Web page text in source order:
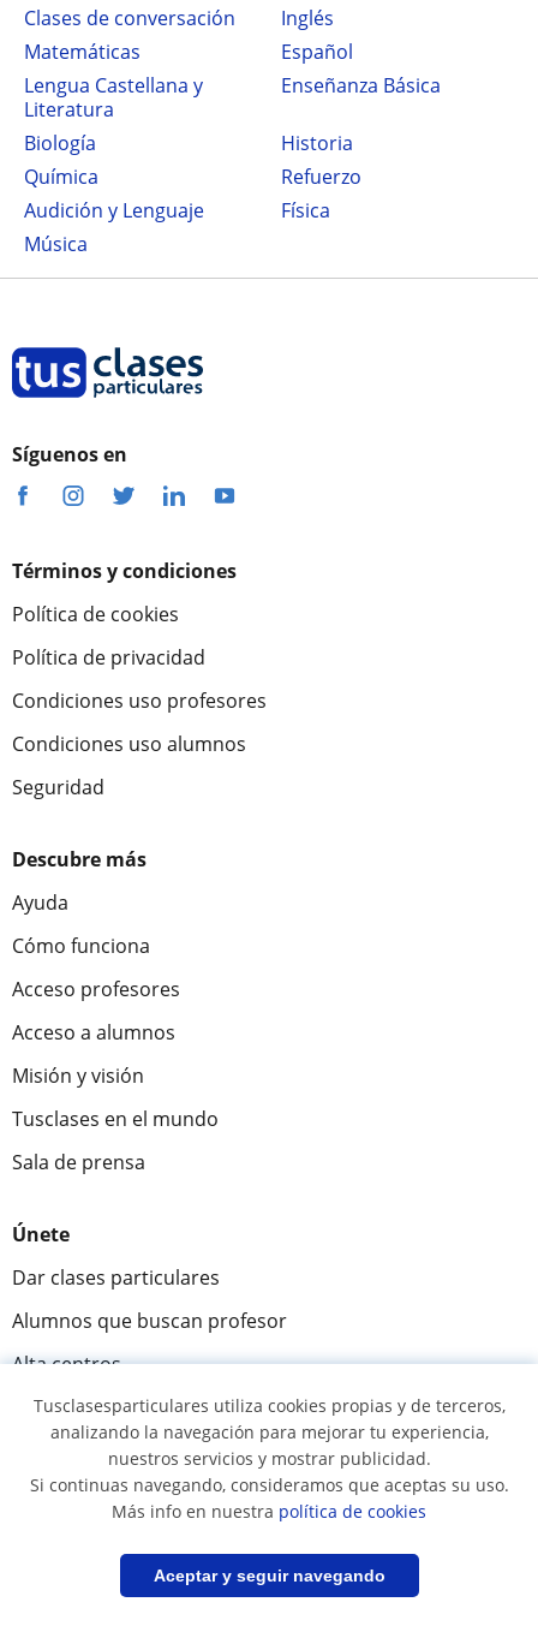
Guardar búsqueda
Clases de conversación
Inglés
Matemáticas
Español
Lengua Castellana y
Literatura
Enseñanza Básica
Biología
Historia
Química
Refuerzo
Audición y Lenguaje
Física
Música
Síguenos en
Términos y condiciones
Política de cookies
Política de privacidad
Condiciones uso profesores
Condiciones uso alumnos
Seguridad
Descubre más
Ayuda
Cómo funciona
Acceso profesores
Acceso a alumnos
Misión y visión
Tusclases en el mundo
Sala de prensa
Únete
Dar clases particulares
Alumnos que buscan profesor
Alta centros
Comunidad
Novedades y Blog
Preguntas y respuestas
Tusclasesparticulares utiliza cookies propias y de terceros,
analizando la navegación para mejorar tu experiencia,
nuestros servicios y mostrar publicidad.
Si continuas navegando, consideramos que aceptas su uso.
Más info en nuestra política de cookies
Aceptar y seguir navegando